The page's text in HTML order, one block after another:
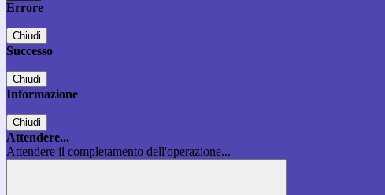
Errore
Chiudi
Successo
Chiudi
Informazione
Chiudi
Attendere...
Attendere il completamento dell'operazione...